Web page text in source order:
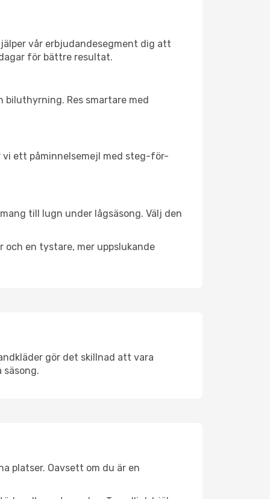
vår erbjudandesegment dig att
för bättre resultat.
biluthyrning. Res smartare med
vi ett påminnelsemejl med steg-för-
till lugn under lågsäsong. Välj den
en tystare, mer uppslukande
gör det skillnad att vara
säsong.
platser. Oavsett om du är en